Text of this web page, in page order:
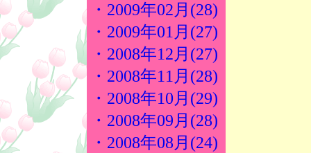
・2009年02月(28)
・2009年01月(27)
・2008年12月(27)
・2008年11月(28)
・2008年10月(29)
・2008年09月(28)
・2008年08月(24)